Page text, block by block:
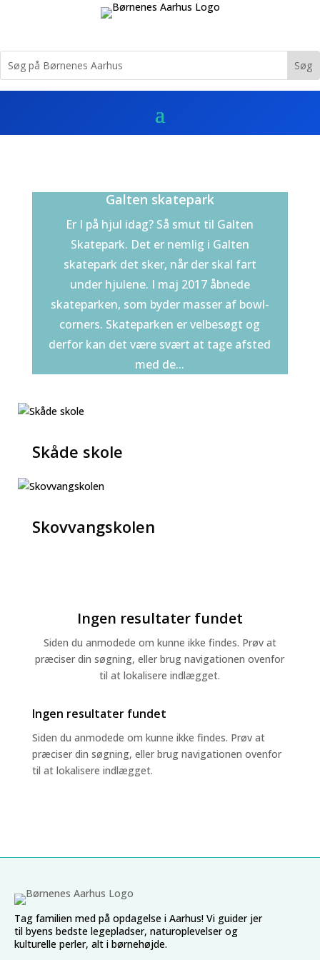
Galten skatepark
Er I på hjul idag? Så smut til Galten
Skatepark. Det er nemlig i Galten
skatepark det sker, når der skal fart
under hjulene. I maj 2017 åbnede
skateparken, som byder masser af bowl-
corners. Skateparken er velbesøgt og
derfor kan det være svært at tage afsted
med de...
Skåde skole
Skovvangskolen
Ingen resultater fundet
Siden du anmodede om kunne ikke findes. Prøv at
præciser din søgning, eller brug navigationen ovenfor
til at lokalisere indlægget.
Ingen resultater fundet
Siden du anmodede om kunne ikke findes. Prøv at
præciser din søgning, eller brug navigationen ovenfor
til at lokalisere indlægget.
Tag familien med på opdagelse i Aarhus! Vi guider jer
til byens bedste legepladser, naturoplevelser og
kulturelle perler, alt i børnehøjde.